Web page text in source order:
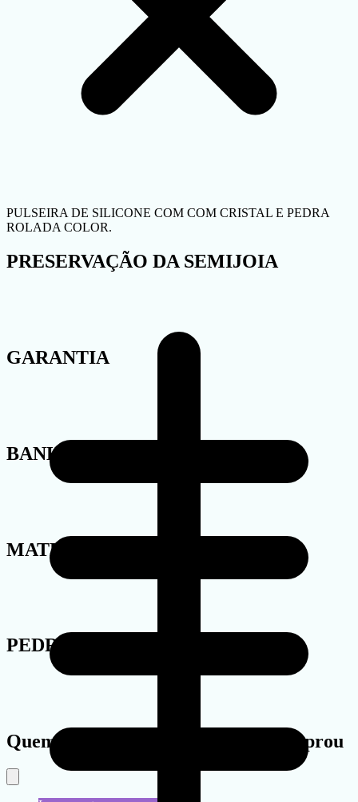
PULSEIRA DE SILICONE COM COM CRISTAL E PEDRA
ROLADA COLOR.
PRESERVAÇÃO DA SEMIJOIA
GARANTIA
BANHO
MATERIAL
PEDRA
Quem viu este produto também comprou